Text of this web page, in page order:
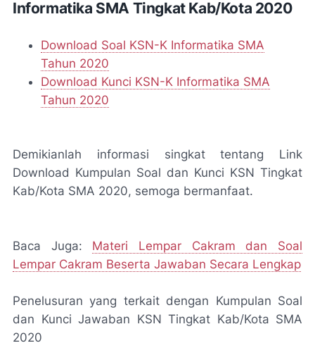
Informatika SMA Tingkat Kab/Kota 2020
Download Soal KSN-K Informatika SMA
Tahun 2020
Download Kunci KSN-K Informatika SMA
Tahun 2020
Demikianlah informasi singkat tentang Link
Download Kumpulan Soal dan Kunci KSN Tingkat
Kab/Kota SMA 2020, semoga bermanfaat.
Baca Juga: Materi Lempar Cakram dan Soal
Lempar Cakram Beserta Jawaban Secara Lengkap
Penelusuran yang terkait dengan Kumpulan Soal
dan Kunci Jawaban KSN Tingkat Kab/Kota SMA
2020